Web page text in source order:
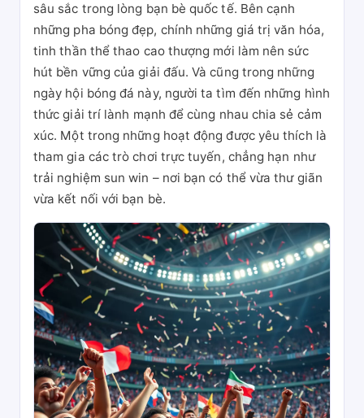
sâu sắc trong lòng bạn bè quốc tế. Bên cạnh
những pha bóng đẹp, chính những giá trị văn hóa,
tinh thần thể thao cao thượng mới làm nên sức
hút bền vững của giải đấu. Và cũng trong những
ngày hội bóng đá này, người ta tìm đến những hình
thức giải trí lành mạnh để cùng nhau chia sẻ cảm
xúc. Một trong những hoạt động được yêu thích là
tham gia các trò chơi trực tuyến, chẳng hạn như
trải nghiệm sun win – nơi bạn có thể vừa thư giãn
vừa kết nối với bạn bè.